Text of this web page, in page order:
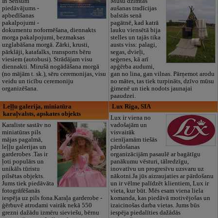
piedāvājums -
apbedīšanas
pakalpojumi -
dokumentu noformēšana, diennakts
morga pakalpojumi, bezmaksas
uzglabāšana morgā. Zārki, krusti,
pārklāji, katafalks, transports bēru
viesiem (autobusi). Strādājam visu
diennakti. Mirušā nogādāšana morgā
(no mājām t. sk.), sēru ceremonijas, visu
veidu un ticību ceremoniju
organizēšana.
aušanas tradīcijas
balstās senā
pagātnē, kad katrā
lauku viensētā bija
stelles un tajās tika
austs viss: palagi,
segas, dvieļi,
seģenes, kā arī
apģērba audumi,
gan no lina, gan vilnas. Pārņemot arodu
no mātes, tas tiek turpināts, dzīvo mūsu
ģimenē un tiek nodots jaunajai
paaudzei.
Leļļu galerija, miniatūra
karaļvalsts, apskates objekts
Karaliste sastāv no
miniatūras pils
mājas pagalmā,
leļļu galerijas un
garderobes .Tas ir
ļoti populārs un
unikāls tūristu
pilsētas objekts.
Jums tiek piedāvāta
fotogrāfēšanās
iespēja uz pils fona.Karaļa garderobe -
ģērbuvē atrodami vairāk nekā 550
grezni dažādu izmēru sieviešu, bērnu
Lux Riga, SIA
Lux ir viena no
vadošajām un
visvairāk
cienījamām tiešās
pārdošanas
organizācijām pasaulē ar bagātīgu
panākumu vēsturi, tālredzīgu,
inovatīvu un progresīvu uzsvaru uz
nākotni.Ja jūs aizraujaties ar pārdošanu
un ir vēlme palīdzēt klientiem, Lux ir
vieta, kur būt. Mēs esam viena liela
komanda, kas piedāvā motivējošas un
izaicinošas darba vietas. Jums būs
iespēja piedalīties dažādās